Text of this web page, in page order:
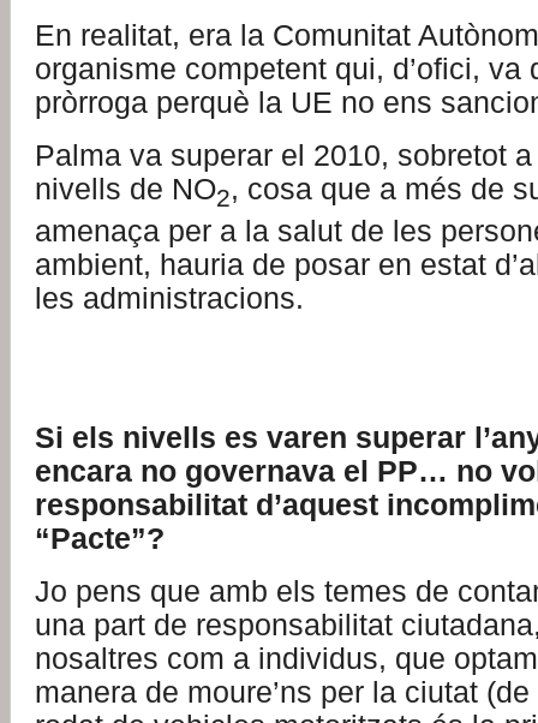
En realitat, era la Comunitat
organisme competent qui, d’ofici, va
pròrroga perquè la UE no ens
Palma va superar el 2010, sobretot
nivells de NO2, cosa que a més de
amenaça per a la salut de les
ambient, hauria de posar en estat
les administracions.
Si els nivells es varen superar
encara no governava el PP… no
responsabilitat d’aquest
“Pacte”?
Jo pens que amb els temes de
una part de responsabilitat
nosaltres com a individus, que
manera de moure’ns per la ciutat